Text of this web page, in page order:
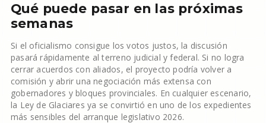
Qué puede pasar en las próximas
semanas
Si el oficialismo consigue los votos justos, la discusión
pasará rápidamente al terreno judicial y federal. Si no logra
cerrar acuerdos con aliados, el proyecto podría volver a
comisión y abrir una negociación más extensa con
gobernadores y bloques provinciales. En cualquier escenario,
la Ley de Glaciares ya se convirtió en uno de los expedientes
más sensibles del arranque legislativo 2026.